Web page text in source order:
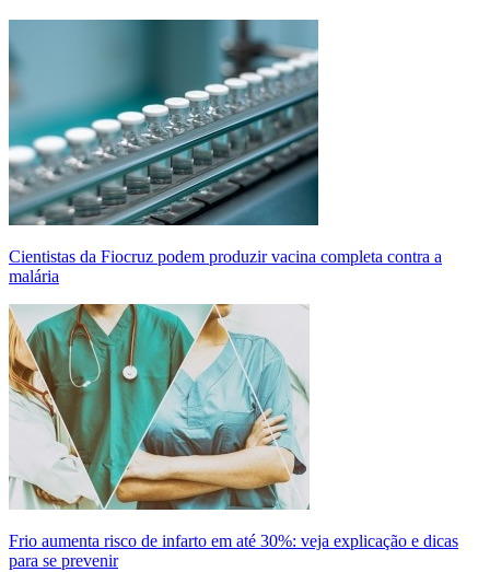
Cientistas da Fiocruz podem produzir vacina completa contra a
malária
Frio aumenta risco de infarto em até 30%: veja explicação e dicas
para se prevenir